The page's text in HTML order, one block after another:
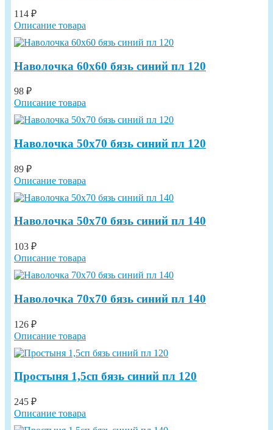
114 ₽
Описание товара
Наволочка 60х60 бязь синий пл 120
98 ₽
Описание товара
Наволочка 50х70 бязь синий пл 120
89 ₽
Описание товара
Наволочка 50х70 бязь синий пл 140
103 ₽
Описание товара
Наволочка 70х70 бязь синий пл 140
126 ₽
Описание товара
Простыня 1,5сп бязь синий пл 120
245 ₽
Описание товара